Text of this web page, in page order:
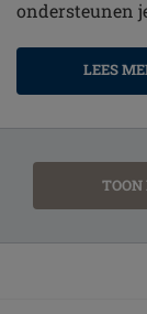
ondersteunen
LEES